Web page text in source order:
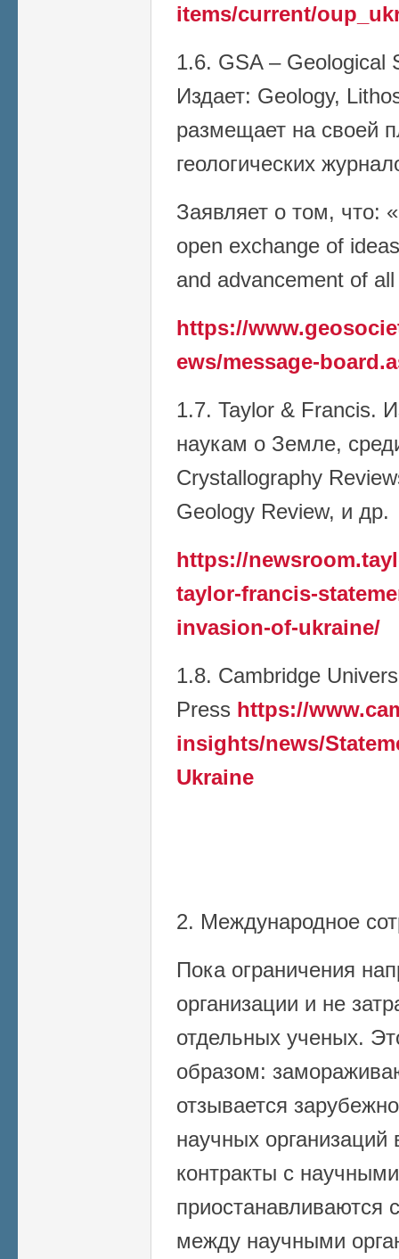
items/current/
1.6. GSA – Geological
Издает: Geology,
размещает на своей
геологических
Заявляет о том, что:
open exchange of
and advancement of
https://
ews/message-
1.7. Taylor & Francis.
наукам о Земле,
Crystallography
Geology Review, и др.
https://
taylor-francis-
invasion-of-ukraine/
1.8. Cambridge
Press https://
insights/news/
Ukraine
2. Международное
Пока ограничения
организации и не
отдельных ученых.
образом:
отзывается
научных
контракты с
приостанавливаются
между научными